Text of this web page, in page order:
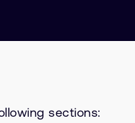
sections: